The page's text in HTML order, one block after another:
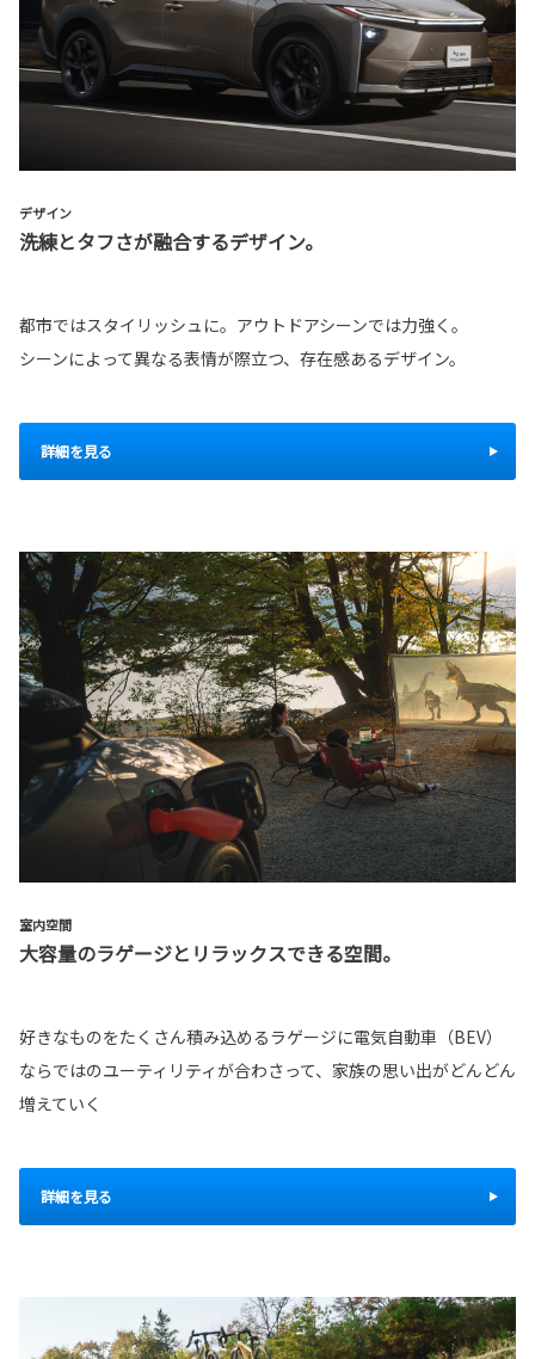
デザイン
洗練とタフさが融合するデザイン。
都市ではスタイリッシュに。アウトドアシーンでは力強く。
シーンによって異なる表情が際立つ、存在感あるデザイン。
詳細を見る
室内空間
大容量のラゲージとリラックスできる空間。
好きなものをたくさん積み込めるラゲージに電気自動車（BEV）
ならではのユーティリティが合わさって、家族の思い出がどんどん
増えていく
詳細を見る